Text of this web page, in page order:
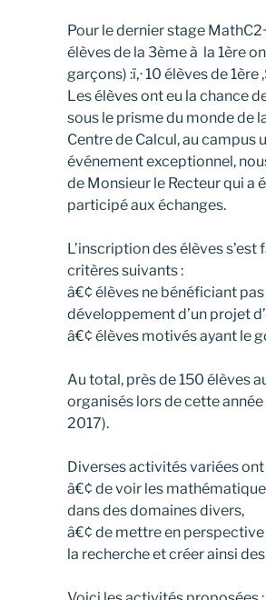
Pour le dernier stage
élèves de la 3ème à la 1ère
garçons) :ï‚· 10 élèves de 1ère
Les élèves ont eu la chance
sous le prisme du monde de
Centre de Calcul, au
événement exceptionnel,
de Monsieur le Recteur qui a
participé aux échanges.
L’inscription des élèves
critères suivants :
â€¢ élèves ne bénéficiant
développement d’un projet
â€¢ élèves motivés ayant le
Au total, près de 150 élèves
organisés lors de cette
2017).
Diverses activités variées
â€¢ de voir les
dans des domaines divers,
â€¢ de mettre en
la recherche et créer ainsi